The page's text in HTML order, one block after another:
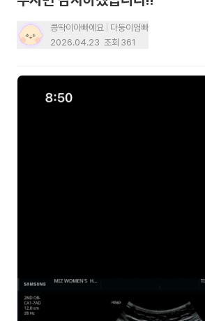
콩딱이아빠에요
다둥이엄빠
2026.04.23 조회 361